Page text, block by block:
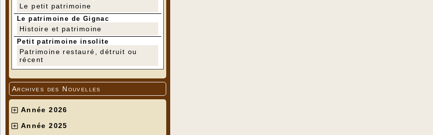
Le petit patrimoine
Le patrimoine de Gignac
Histoire et patrimoine
Petit patrimoine insolite
Patrimoine restauré, détruit ou
récent
Archives des Nouvelles
Année 2026
Année 2025